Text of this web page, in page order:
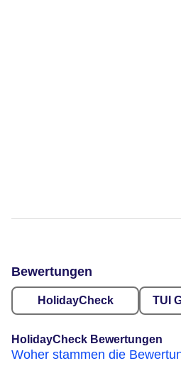
Bewertungen
HolidayCheck TUI
HolidayCheck Bewertungen
Woher stammen die